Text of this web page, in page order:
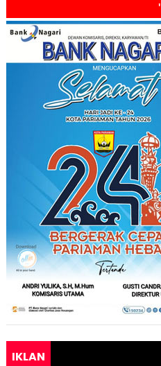
IKLAN